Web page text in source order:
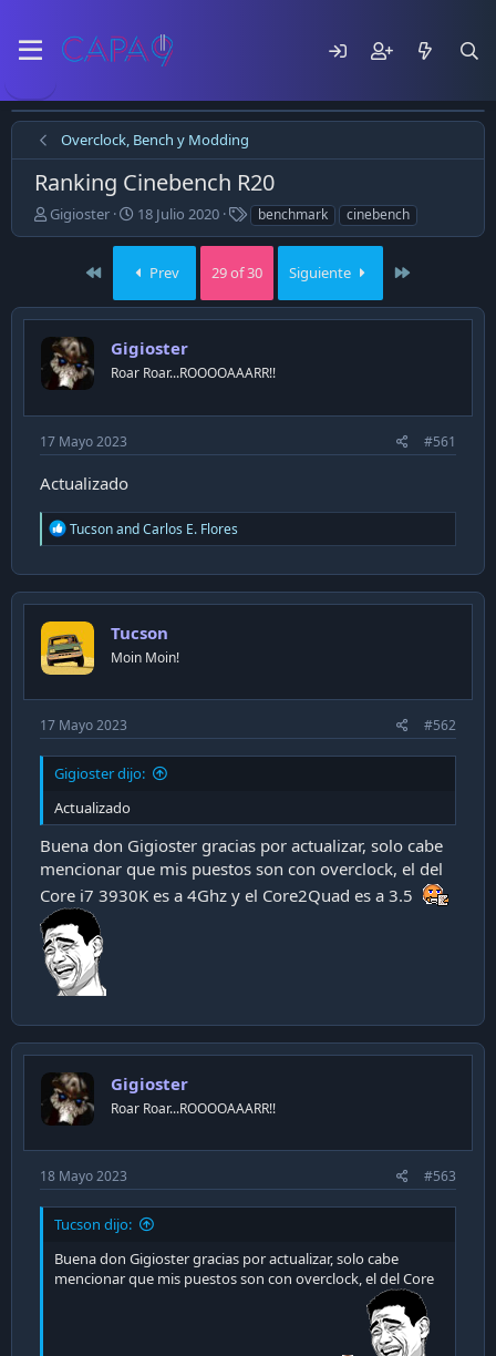
Overclock, Bench y Modding
Ranking Cinebench R20
E
m
ó
e
t
e
m
a
Gigioster
F
e
c
h
d
p
u
l
c
i
ó
n
18 Julio 2020
T
a
g
s
benchmark cinebench
First Prev 29 of 30 Siguiente
Gigioster
Roar Roar...ROOOOAAARR!!
17 Mayo 2023 #561
Actualizado
R
e
c
t
o
n
s
TucsonandCarlos E. Flores
Tucson
Moin Moin!
17 Mayo 2023 #562
Gigioster dijo:
Actualizado
Buena don Gigioster gracias por actualizar, solo cabe
mencionar que mis puestos son con overclock, el del
Core i7 3930K es a 4Ghz y el Core2Quad es a 3.5
Gigioster
Roar Roar...ROOOOAAARR!!
18 Mayo 2023 #563
Tucson dijo:
Buena don Gigioster gracias por actualizar, solo cabe
mencionar que mis puestos son con overclock, el del Core